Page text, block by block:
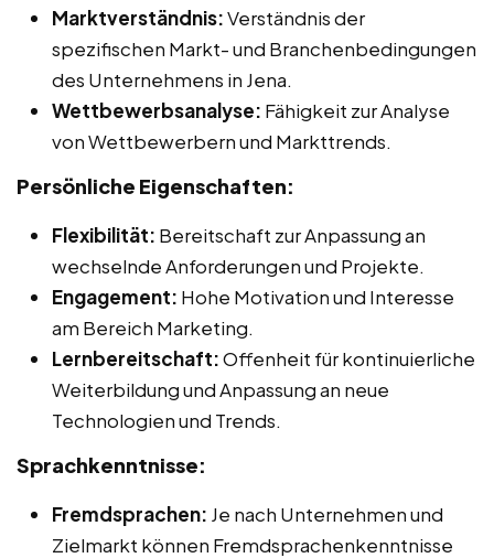
Marktverständnis:Verständnis der
spezifischen Markt- und Branchenbedingungen
des Unternehmens in Jena.
Wettbewerbsanalyse: Fähigkeit zur Analyse
von Wettbewerbern und Markttrends.
Persönliche Eigenschaften:
Flexibilität: Bereitschaft zur Anpassung an
wechselnde Anforderungen und Projekte.
Engagement: Hohe Motivation und Interesse
am Bereich Marketing.
Lernbereitschaft:Offenheit für kontinuierliche
Weiterbildung und Anpassung an neue
Technologien und Trends.
Sprachkenntnisse:
Fremdsprachen: Je nach Unternehmen und
Zielmarkt können Fremdsprachenkenntnisse